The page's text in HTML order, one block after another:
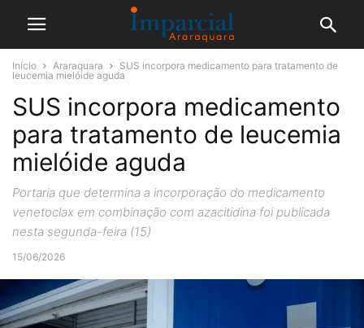
Início Araraquara
SUS incorpora medicamento para tratamento de
leucemia mielóide aguda
SUS incorpora medicamento
para tratamento de leucemia
mielóide aguda
Portaria que determina a incorporação do medicamento
venetoclax em combinação com azacitidina foi publicada
nesta segunda-feira (15)
15/06/2026